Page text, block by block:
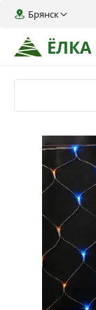
ЁЛКА
Брянск